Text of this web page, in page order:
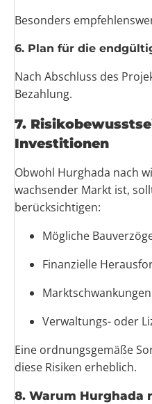
Besonders
6. Plan für die
Nach Abschluss des
Bezahlung.
7.
Investitionen
Obwohl Hurghada nach
wachsender Markt ist,
berücksichtigen:
Mögliche
Finanzielle
Marktschwankungen
Verwaltungs- oder
Eine ordnungsgemäße
diese Risiken erheblich.
8. Warum Hurghada